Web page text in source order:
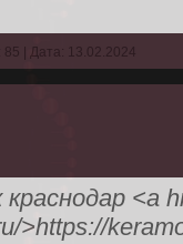
| Дата: 13.02.2024
<a
>https://